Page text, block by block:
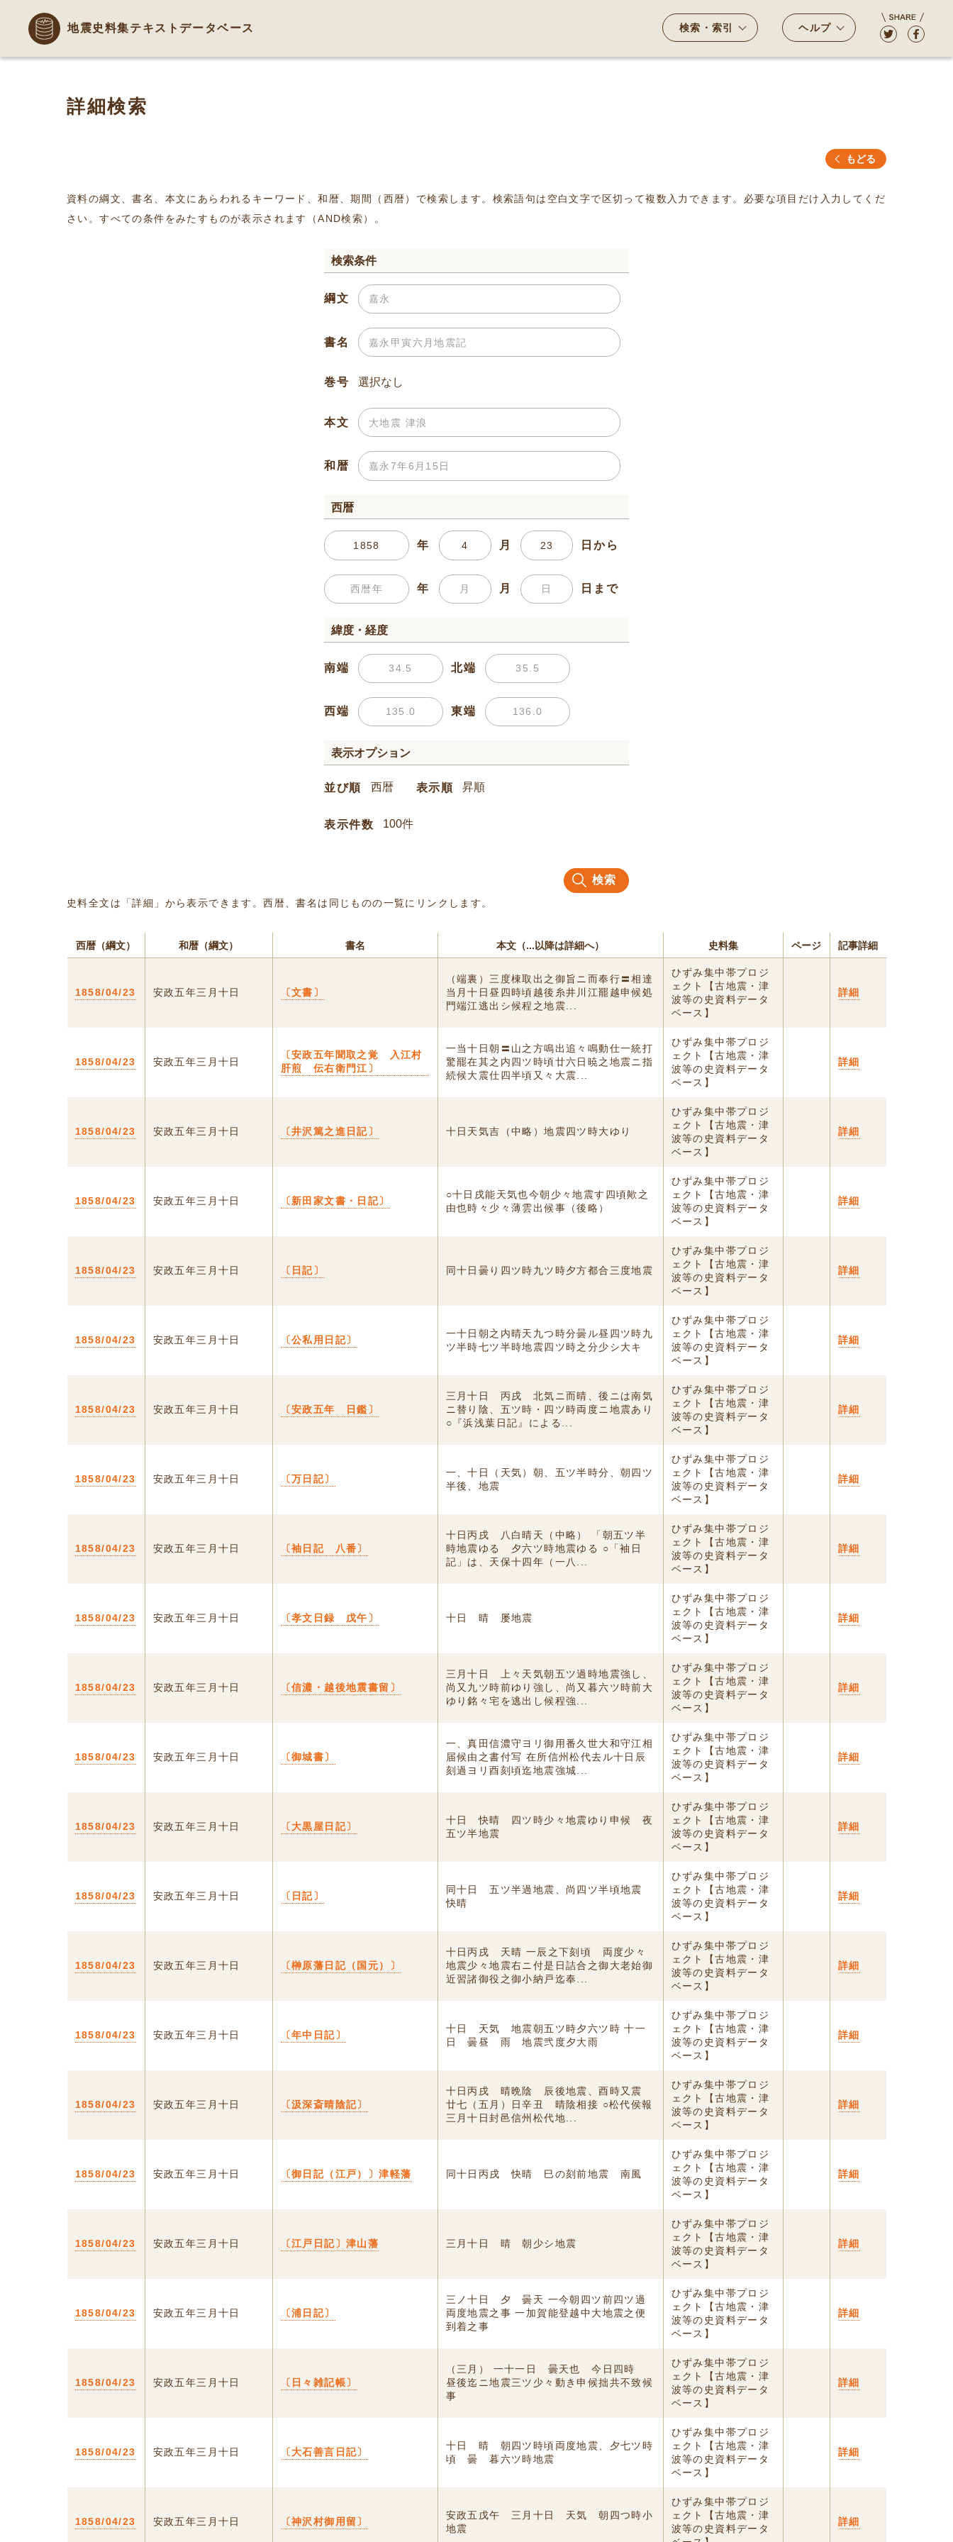
地震史料集テキストデータベース 検索・索引 ヘルプ
詳細検索
もどる
資料の綱文、書名、本文にあらわれるキーワード、和暦、期間（西暦）で検索します。検索語句は空白文字で区切って複数入力できます。必要な項目だけ入力してくだ
さい。すべての条件をみたすものが表示されます（AND検索）。
検索条件
綱文
書名
巻号
本文
和暦
西暦
年 月 日から
年 月 日まで
緯度・経度
南端 北端
西端 東端
表示オプション
並び順 表示順
表示件数
検索
史料全文は「詳細」から表示できます。西暦、書名は同じものの一覧にリンクします。
西暦（綱文） 和暦（綱文） 書名 本文（...以降は詳細へ） 史料集 ページ 記事詳細
1858/04/23 安政五年三月十日 〔文書〕
（端裏）三度棟取出之御旨ニ而奉行〓相達
当月十日昼四時頃越後糸井川江罷越申候処
門端江逃出シ候程之地震...
ひずみ集中帯プロジ
ェクト【古地震・津
波等の史資料データ
ベース】
詳細
1858/04/23 安政五年三月十日
〔安政五年聞取之覚 入江村
肝煎 伝右衛門江〕
一当十日朝〓山之方鳴出追々鳴動仕一統打
驚罷在其之内四ツ時頃廿六日暁之地震ニ指
続候大震仕四半頃又々大震...
ひずみ集中帯プロジ
ェクト【古地震・津
波等の史資料データ
ベース】
詳細
1858/04/23 安政五年三月十日 〔井沢篤之進日記〕 十日天気吉（中略）地震四ツ時大ゆり
ひずみ集中帯プロジ
ェクト【古地震・津
波等の史資料データ
ベース】
詳細
1858/04/23 安政五年三月十日 〔新田家文書・日記〕
○十日戌能天気也今朝少々地震す四頃歟之
由也時々少々薄雲出候事（後略）
ひずみ集中帯プロジ
ェクト【古地震・津
波等の史資料データ
ベース】
詳細
1858/04/23 安政五年三月十日 〔日記〕 同十日曇り四ツ時九ツ時夕方都合三度地震
ひずみ集中帯プロジ
ェクト【古地震・津
波等の史資料データ
ベース】
詳細
1858/04/23 安政五年三月十日 〔公私用日記〕
一十日朝之内晴天九つ時分曇ル昼四ツ時九
ツ半時七ツ半時地震四ツ時之分少シ大キ
ひずみ集中帯プロジ
ェクト【古地震・津
波等の史資料データ
ベース】
詳細
1858/04/23 安政五年三月十日 〔安政五年 日鑑〕
三月十日 丙戌 北気ニ而晴、後ニは南気
ニ替り陰、五ツ時・四ツ時両度ニ地震あり
○『浜浅葉日記』による...
ひずみ集中帯プロジ
ェクト【古地震・津
波等の史資料データ
ベース】
詳細
1858/04/23 安政五年三月十日 〔万日記〕
一、十日（天気）朝、五ツ半時分、朝四ツ
半後、地震
ひずみ集中帯プロジ
ェクト【古地震・津
波等の史資料データ
ベース】
詳細
1858/04/23 安政五年三月十日 〔袖日記 八番〕
十日丙戌 八白晴天（中略） 「朝五ツ半
時地震ゆる 夕六ツ時地震ゆる ○「袖日
記」は、天保十四年（一八...
ひずみ集中帯プロジ
ェクト【古地震・津
波等の史資料データ
ベース】
詳細
1858/04/23 安政五年三月十日 〔孝文日録 戊午〕 十日 晴 屡地震
ひずみ集中帯プロジ
ェクト【古地震・津
波等の史資料データ
ベース】
詳細
1858/04/23 安政五年三月十日 〔信濃・越後地震書留〕
三月十日 上々天気朝五ツ過時地震強し、
尚又九ツ時前ゆり強し、尚又暮六ツ時前大
ゆり銘々宅を逃出し候程強...
ひずみ集中帯プロジ
ェクト【古地震・津
波等の史資料データ
ベース】
詳細
1858/04/23 安政五年三月十日 〔御城書〕
一、真田信濃守ヨリ御用番久世大和守江相
届候由之書付写 在所信州松代去ル十日辰
刻過ヨリ酉刻頃迄地震強城...
ひずみ集中帯プロジ
ェクト【古地震・津
波等の史資料データ
ベース】
詳細
1858/04/23 安政五年三月十日 〔大黒屋日記〕
十日 快晴 四ツ時少々地震ゆり申候 夜
五ツ半地震
ひずみ集中帯プロジ
ェクト【古地震・津
波等の史資料データ
ベース】
詳細
1858/04/23 安政五年三月十日 〔日記〕
同十日 五ツ半過地震、尚四ツ半頃地震
快晴
ひずみ集中帯プロジ
ェクト【古地震・津
波等の史資料データ
ベース】
詳細
1858/04/23 安政五年三月十日 〔榊原藩日記（国元）〕
十日丙戌 天晴 一辰之下刻頃ゟ両度少々
地震少々地震右ニ付是日詰合之御大老始御
近習諸御役之御小納戸迄奉...
ひずみ集中帯プロジ
ェクト【古地震・津
波等の史資料データ
ベース】
詳細
1858/04/23 安政五年三月十日 〔年中日記〕
十日 天気 地震朝五ツ時夕六ツ時 十一
日 曇昼ゟ雨 地震弐度夕大雨
ひずみ集中帯プロジ
ェクト【古地震・津
波等の史資料データ
ベース】
詳細
1858/04/23 安政五年三月十日 〔汲深斎晴陰記〕
十日丙戌 晴晩陰 辰後地震、酉時又震
廿七（五月）日辛丑 晴陰相接 ○松代侯報
三月十日封邑信州松代地...
ひずみ集中帯プロジ
ェクト【古地震・津
波等の史資料データ
ベース】
詳細
1858/04/23 安政五年三月十日 〔御日記（江戸）〕津軽藩 同十日丙戌 快晴 巳の刻前地震 南風
ひずみ集中帯プロジ
ェクト【古地震・津
波等の史資料データ
ベース】
詳細
1858/04/23 安政五年三月十日 〔江戸日記〕津山藩 三月十日 晴 朝少シ地震
ひずみ集中帯プロジ
ェクト【古地震・津
波等の史資料データ
ベース】
詳細
1858/04/23 安政五年三月十日 〔浦日記〕
三ノ十日 夕 曇天 一今朝四ツ前四ツ過
両度地震之事 一加賀能登越中大地震之便
到着之事
ひずみ集中帯プロジ
ェクト【古地震・津
波等の史資料データ
ベース】
詳細
1858/04/23 安政五年三月十日 〔日々雑記帳〕
（三月） 一十一日 曇天也 今日四時ゟ
昼後迄ニ地震三ツ少々動き申候拙共不致候
事
ひずみ集中帯プロジ
ェクト【古地震・津
波等の史資料データ
ベース】
詳細
1858/04/23 安政五年三月十日 〔大石善言日記〕
十日 晴 朝四ツ時頃両度地震、夕七ツ時
頃ゟ曇 暮六ツ時地震
ひずみ集中帯プロジ
ェクト【古地震・津
波等の史資料データ
ベース】
詳細
1858/04/23 安政五年三月十日 〔神沢村御用留〕
安政五戊午 三月十日 天気 朝四つ時小
地震
ひずみ集中帯プロジ
ェクト【古地震・津
波等の史資料データ
詳細